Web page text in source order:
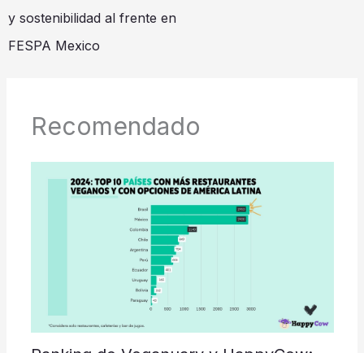
y sostenibilidad al frente en
FESPA Mexico
Recomendado